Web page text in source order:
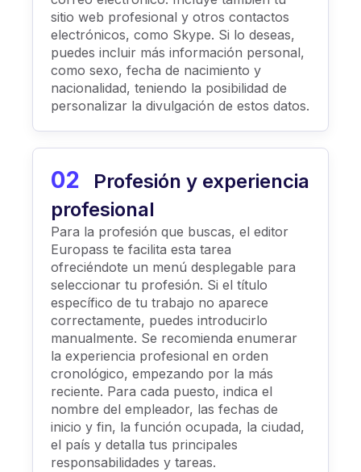
sitio web profesional y otros contactos
electrónicos, como Skype. Si lo deseas,
puedes incluir más información personal,
como sexo, fecha de nacimiento y
nacionalidad, teniendo la posibilidad de
personalizar la divulgación de estos datos.
02
Profesión y experiencia
profesional
Para la profesión que buscas, el editor
Europass te facilita esta tarea
ofreciéndote un menú desplegable para
seleccionar tu profesión. Si el título
específico de tu trabajo no aparece
correctamente, puedes introducirlo
manualmente. Se recomienda enumerar
la experiencia profesional en orden
cronológico, empezando por la más
reciente. Para cada puesto, indica el
nombre del empleador, las fechas de
inicio y fin, la función ocupada, la ciudad,
el país y detalla tus principales
responsabilidades y tareas.